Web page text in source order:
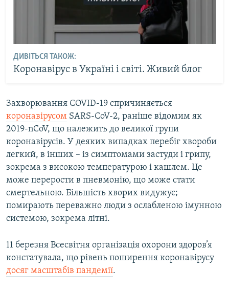
ДИВІТЬСЯ ТАКОЖ:
Коронавірус в Україні і світі. Живий блог
Захворювання COVID-19 спричиняється
коронавірусом SARS-CoV-2, раніше відомим як
2019-nCoV, що належить до великої групи
коронавірусів. У деяких випадках перебіг хвороби
легкий, в інших – із симптомами застуди і грипу,
зокрема з високою температурою і кашлем. Це
може перерости в пневмонію, що може стати
смертельною. Більшість хворих видужує;
помирають переважно люди з ослабленою імунною
системою, зокрема літні.
11 березня Всесвітня організація охорони здоров’я
констатувала, що рівень поширення коронавірусу
досяг масштабів пандемії.